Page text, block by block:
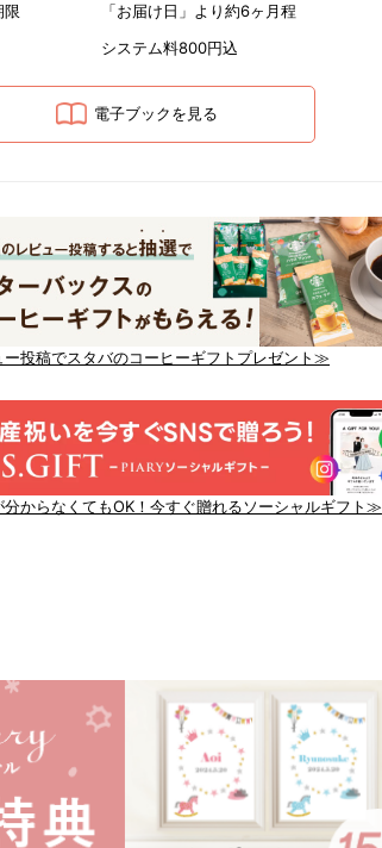
限
「お届け日」より約6ヶ月程
システム料800円込
電子ブックを見る
ー投稿でスタバのコーヒーギフトプレゼント≫
分からなくてもOK！今すぐ贈れるソーシャルギフト≫